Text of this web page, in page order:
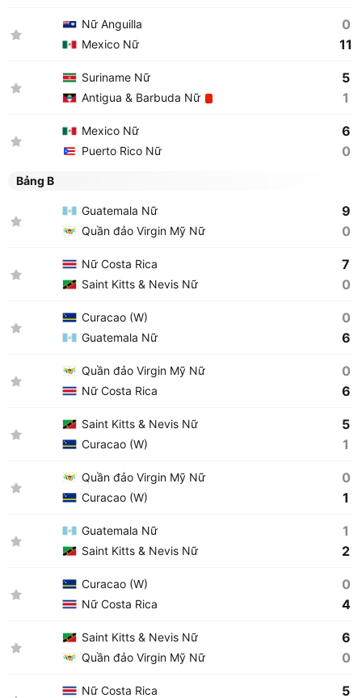
Nữ Anguilla
Mexico Nữ
0
11
Suriname Nữ
Antigua & Barbuda Nữ
5
1
Mexico Nữ
Puerto Rico Nữ
6
0
Bảng B
Guatemala Nữ
Quần đảo Virgin Mỹ Nữ
9
0
Nữ Costa Rica
Saint Kitts & Nevis Nữ
7
0
Curacao (W)
Guatemala Nữ
0
6
Quần đảo Virgin Mỹ Nữ
Nữ Costa Rica
0
6
Saint Kitts & Nevis Nữ
Curacao (W)
5
1
Quần đảo Virgin Mỹ Nữ
Curacao (W)
0
1
Guatemala Nữ
Saint Kitts & Nevis Nữ
1
2
Curacao (W)
Nữ Costa Rica
0
4
Saint Kitts & Nevis Nữ
Quần đảo Virgin Mỹ Nữ
6
0
Nữ Costa Rica 5